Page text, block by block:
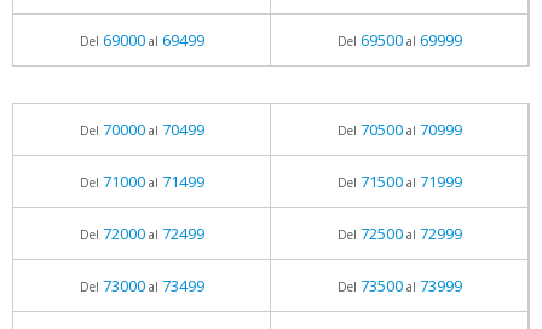
Del 69000al 69499 Del 69500al 69999
Del 70000al 70499 Del 70500al 70999
Del 71000al 71499 Del 71500al 71999
Del 72000al 72499 Del 72500al 72999
Del 73000al 73499 Del 73500al 73999